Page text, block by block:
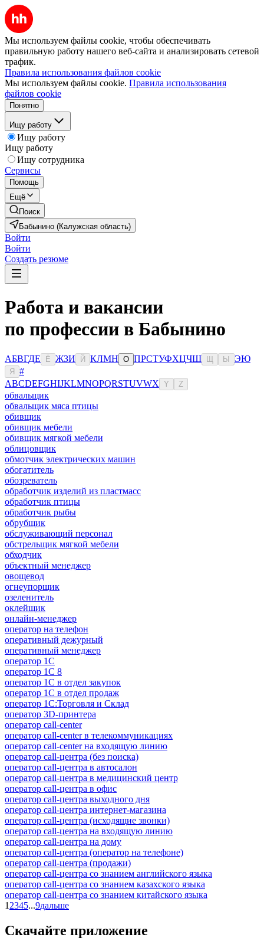
Мы используем файлы cookie, чтобы обеспечивать
правильную работу нашего веб-сайта и анализировать сетевой
трафик.
Правила использования файлов cookie
Мы используем файлы cookie. Правила использования
файлов cookie
Понятно
Ищу работу
Ищу работу
Ищу работу
Ищу сотрудника
Сервисы
Помощь
Ещё
Поиск
Бабынино (Калужская область)
Войти
Войти
Создать резюме
Работа и вакансии
по профессии в Бабынино
АБВГДЕ Ё ЖЗИ Й КЛМН О ПРСТУФХЦЧШ Ы ЭЮ
Я
#
ABCDEFGHIJKLMNOPQRSTUVWX Y Z
обвальщик
обвальщик мяса птицы
обивщик
обивщик мебели
обивщик мягкой мебели
облицовщик
обмотчик электрических машин
обогатитель
обозреватель
обработчик изделий из пластмасс
обработчик птицы
обработчик рыбы
обрубщик
обслуживающий персонал
обстрельщик мягкой мебели
обходчик
объектный менеджер
овощевод
огнеупорщик
озеленитель
оклейщик
онлайн-менеджер
опeрaтoр нa тeлeфoн
оперативный дежурный
оперативный менеджер
оператор 1C
оператор 1С 8
оператор 1С в отдел закупок
оператор 1С в отдел продаж
оператор 1С:Торговля и Склад
оператор 3D-принтера
оператор call-center
оператор call-center в телекоммуникациях
оператор call-center на входящую линию
оператор call-центра (без поиска)
оператор call-центра в автосалон
оператор call-центра в медицинский центр
оператор call-центра в офис
оператор call-центра выходного дня
оператор call-центра интернет-магазина
оператор call-центра (исходящие звонки)
оператор call-центра на входящую линию
оператор call-центра на дому
оператор call-центра (оператор на телефоне)
оператор call-центра (продажи)
оператор call-центра со знанием английского языка
оператор call-центра со знанием казахского языка
оператор call-центра со знанием китайского языка
1 2345...9дальше
Скачайте приложение